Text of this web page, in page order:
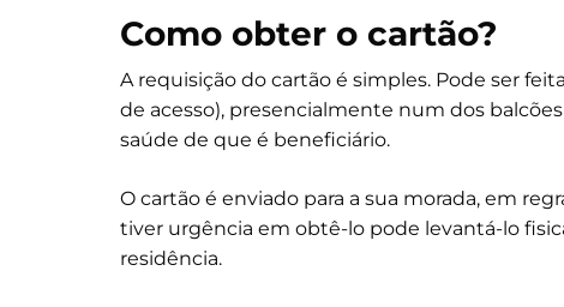
Como obter o cartão?
A requisição do cartão é simples. Pode ser
de acesso), presencialmente num dos
saúde de que é beneficiário.
O cartão é enviado para a sua morada, em
tiver urgência em obtê-lo pode levantá-lo
residência.